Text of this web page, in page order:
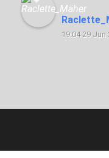
19:04 29 Jun